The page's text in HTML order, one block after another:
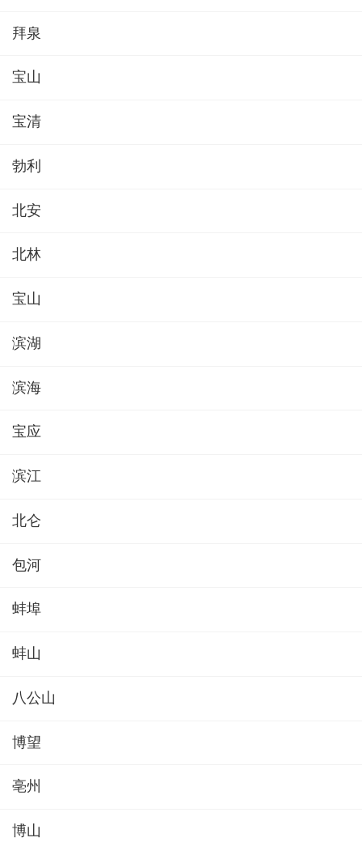
拜泉
宝山
宝清
勃利
北安
北林
宝山
滨湖
滨海
宝应
滨江
北仑
包河
蚌埠
蚌山
八公山
博望
亳州
博山